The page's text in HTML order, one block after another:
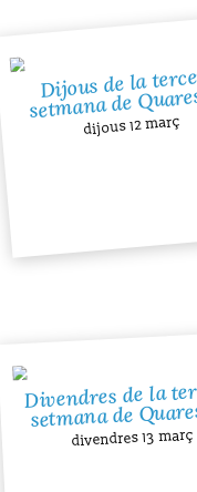
Dijous de la
setmana de
dijous 12 març
Divendres de la
setmana de
divendres 13 març